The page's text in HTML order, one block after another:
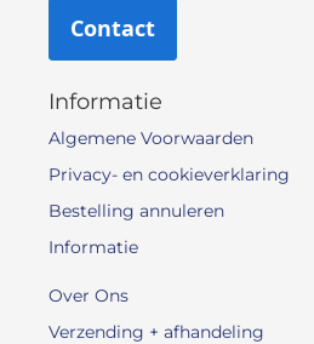
Contact
Informatie
Algemene Voorwaarden
Privacy- en cookieverklaring
Bestelling annuleren
Informatie
Over Ons
Verzending + afhandeling